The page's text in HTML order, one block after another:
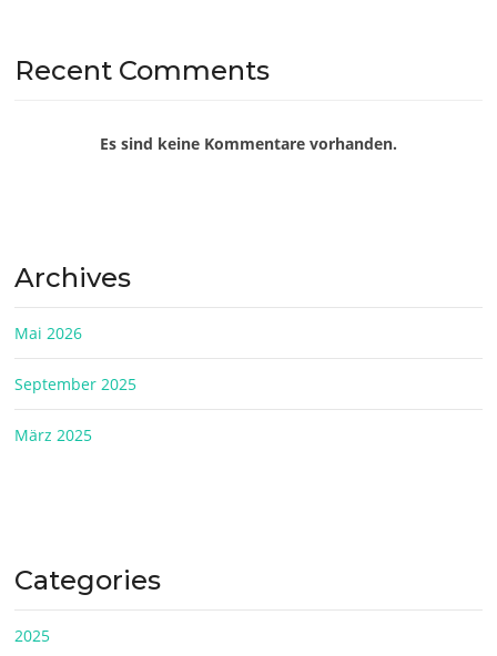
Recent Comments
Es sind keine Kommentare vorhanden.
Archives
Mai 2026
September 2025
März 2025
Categories
2025